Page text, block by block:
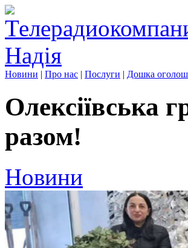
Новини | Про нас | Послуги | Дошка
Олексіївська
разом!
Новини